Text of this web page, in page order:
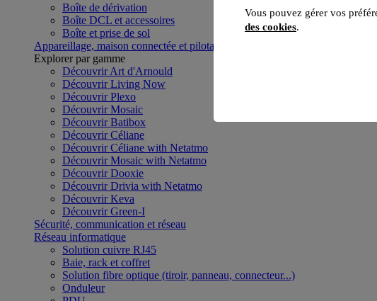
Boîte de dérivation
Boîte DCL et accessoires
Boîte et prise de sol
Appareillage, maison connectée et pilotage du bâtiment
Explorer par gamme
Découvrir Art d'Arnould
Découvrir Living Now
Découvrir Plexo
Découvrir Mosaic
Découvrir Batibox
Découvrir Céliane
Découvrir Céliane with Netatmo
Découvrir Mosaic with Netatmo
Découvrir Dooxie
Découvrir Drivia with Netatmo
Découvrir Keva
Découvrir Green-I
Sécurité, communication et réseau
Réseau informatique
Solution cuivre RJ45
Baie, rack et coffret
Solution fibre optique (tiroir, panneau, connecteur...)
Onduleur
Vous pouvez gérer vos
des cookies.